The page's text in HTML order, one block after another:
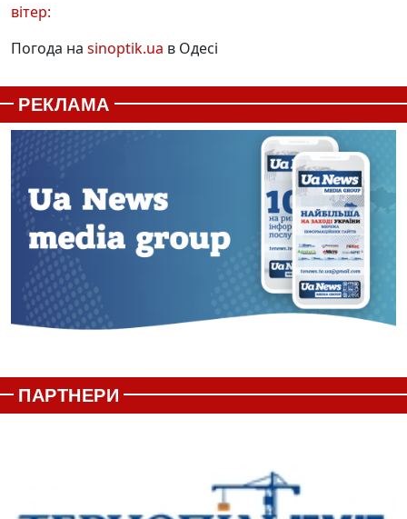
вітер:
Погода на sinoptik.ua в Одесі
РЕКЛАМА
ПАРТНЕРИ